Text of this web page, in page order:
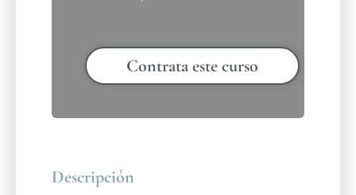
Contrata este curso
Descripción